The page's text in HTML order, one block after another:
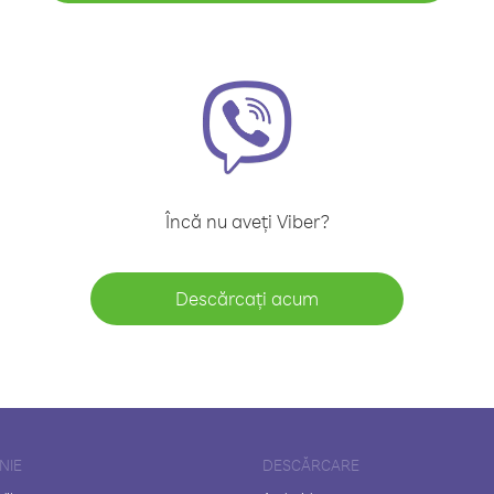
Încă nu aveți Viber?
Descărcați acum
DESCĂRCARE